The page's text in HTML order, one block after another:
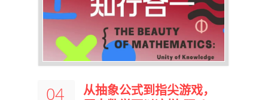
04
从抽象公式到指尖游戏，